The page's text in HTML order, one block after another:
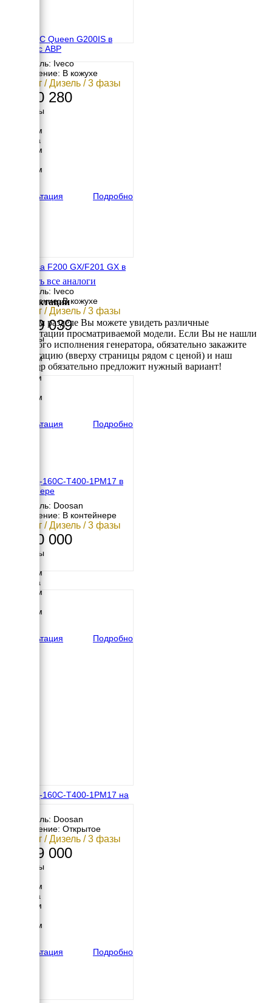
GENMAC Queen G200IS в
кожухе с АВР
Двигатель: Iveco
Исполнение: В кожухе
160 кВт / Дизель / 3 фазы
5 760 280
Размеры
3150 мм
Ширина
1056 мм
1900 мм
Консультация
Подробно
Onis Visa F200 GX/F201 GX в
Двигатель: Iveco
Исполнение: В кожухе
160 кВт / Дизель / 3 фазы
2 589 039
Размеры
3230 мм
Ширина
1140 мм
2232 мм
Консультация
Подробно
ТСС АД-160С-Т400-1РМ17 в
контейнере
Двигатель: Doosan
Исполнение: В контейнере
160 кВт / Дизель / 3 фазы
1 640 000
Размеры
4000 мм
Ширина
2300 мм
2500 мм
Консультация
Подробно
Смотреть все аналоги
Комплектации
В данном разделе Вы можете увидеть различные
комплектации просматриваемой модели. Если Вы не нашли
требуемого исполнения генератора, обязательно закажите
консультацию (вверху страницы рядом с ценой) и наш
менеджер обязательно предложит нужный вариант!
ТСС АД-160С-Т400-1РМ17 на
Двигатель: Doosan
Исполнение: Открытое
160 кВт / Дизель / 3 фазы
1 249 000
Размеры
2750 мм
Ширина
1135 мм
1860 мм
Консультация
Подробно